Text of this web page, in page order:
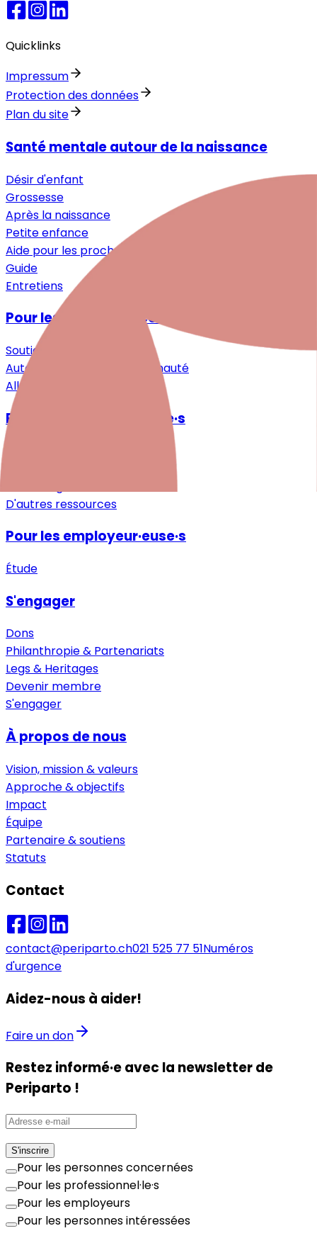
Quicklinks
Impressum
Protection des données
Plan du site
Santé mentale autour de la naissance
Désir d'enfant
Grossesse
Après la naissance
Petite enfance
Aide pour les proches
Guide
Entretiens
Pour les personnes concernées
Soutien spécialisé
Auto-assistance & Communauté
Allègement & Soutien
Pour les professionnel·le·s
D'autres ressources
Pour les employeur·euse·s
Étude
S'engager
Dons
Philanthropie & Partenariats
Legs & Heritages
Devenir membre
S'engager
À propos de nous
Vision, mission & valeurs
Approche & objectifs
Impact
Équipe
Partenaire & soutiens
Statuts
Contact
contact@periparto.ch021 525 77 51Numéros
d'urgence
Aidez-nous à aider!
Faire un don
Restez informé·e avec la newsletter de
Periparto !
S'inscrire
Pour les personnes concernées
Pour les professionnel·le·s
Pour les employeurs
Pour les personnes intéressées